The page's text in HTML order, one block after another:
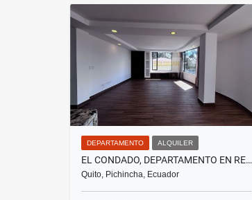
Venta
US$320,000
DEPARTAMENTO ALQUILER
EL CONDADO, DEPARTAMENTO EN RENTA, TRES DORMITORIOS,135 M2
Quito, Pichincha, Ecuador